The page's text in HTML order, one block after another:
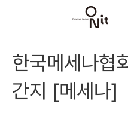
한국메세나협
간지 [메세나]